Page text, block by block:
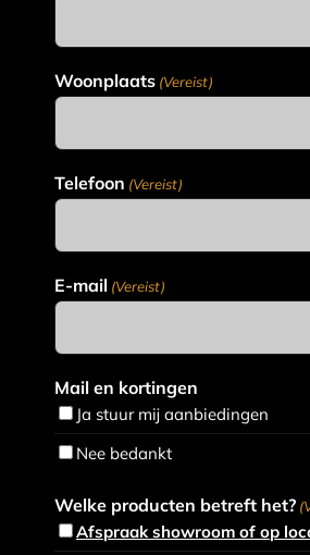
Woonplaats (Vereist)
Telefoon (Vereist)
E-mail (Vereist)
Mail en kortingen
Ja stuur mij aanbiedingen
Nee bedankt
Welke producten betreft het?
Afspraak showroom of op